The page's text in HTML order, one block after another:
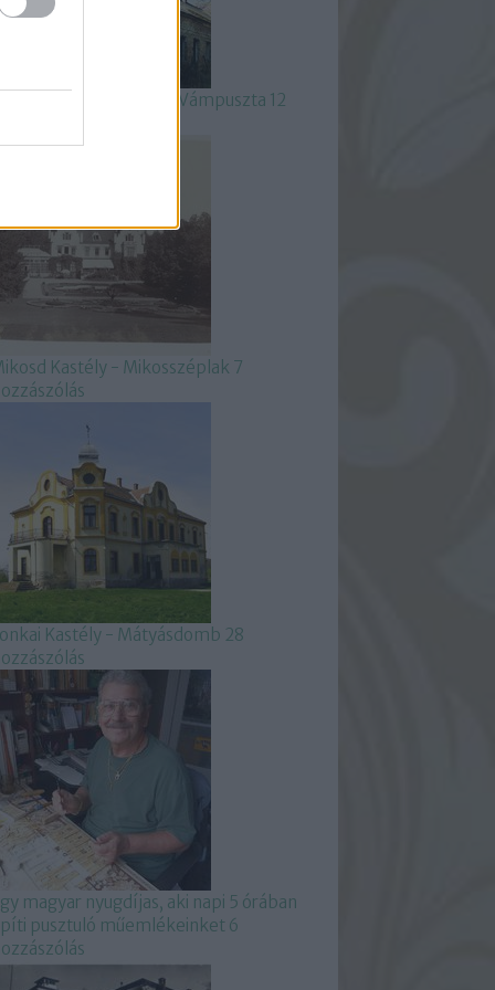
Kastély - Igar-Vámpuszta 12
Kastély - Mikosszéplak 7
Kastély - Mátyásdomb 28
magyar nyugdíjas, aki napi 5 órában
pusztuló műemlékeinket 6